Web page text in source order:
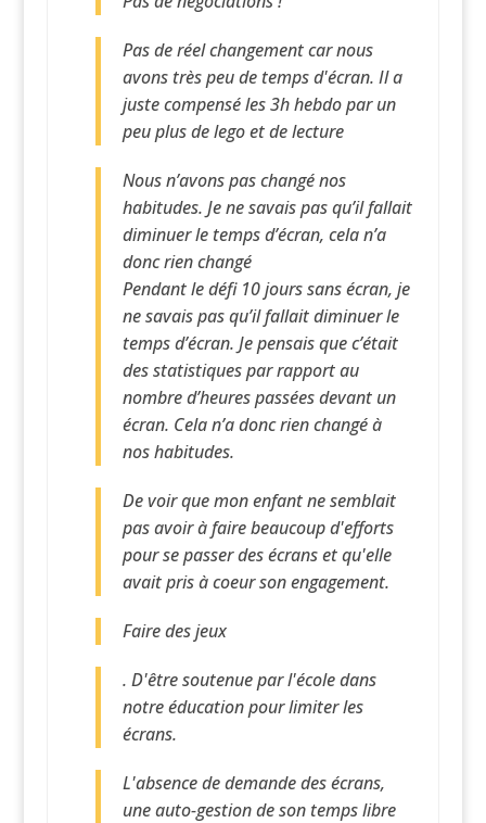
Pas de réel changement car nous
avons très peu de temps d'écran. Il a
juste compensé les 3h hebdo par un
peu plus de lego et de lecture
Nous n’avons pas changé nos
habitudes. Je ne savais pas qu’il fallait
diminuer le temps d’écran, cela n’a
donc rien changé
Pendant le défi 10 jours sans écran, je
ne savais pas qu’il fallait diminuer le
temps d’écran. Je pensais que c’était
des statistiques par rapport au
nombre d’heures passées devant un
écran. Cela n’a donc rien changé à
nos habitudes.
De voir que mon enfant ne semblait
pas avoir à faire beaucoup d'efforts
pour se passer des écrans et qu'elle
avait pris à coeur son engagement.
Faire des jeux
. D'être soutenue par l'école dans
notre éducation pour limiter les
écrans.
L'absence de demande des écrans,
une auto-gestion de son temps libre